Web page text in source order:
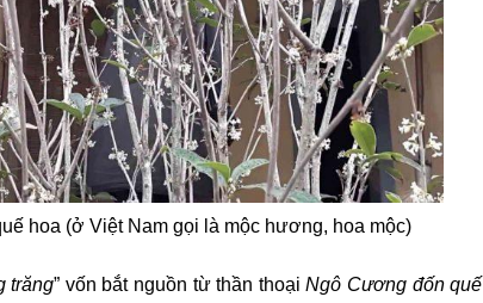
hoa (ở Việt Nam gọi là mộc hương, hoa mộc)
trăng” vốn bắt nguồn từ thần thoạiNgô Cương đốn quế